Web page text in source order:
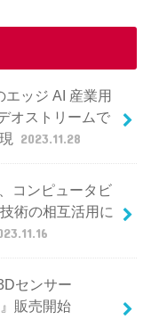
エッジ AI 産業用
オストリームで
2023.11.28
コンピュータビ
術の相互活用に
センサー
販売開始